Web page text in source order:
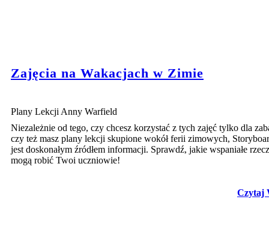
Zajęcia na Wakacjach w Zimie
Plany Lekcji Anny Warfield
Niezależnie od tego, czy chcesz korzystać z tych zajęć tylko dla
czy też masz plany lekcji skupione wokół ferii zimowych,
jest doskonałym źródłem informacji. Sprawdź, jakie wspaniałe
mogą robić Twoi uczniowie!
Czytaj